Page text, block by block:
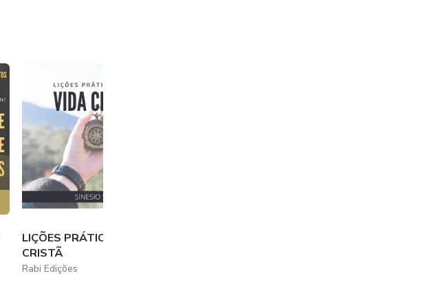
LIÇÕES PRÁTICAS DE VIDA
CRISTÃ
Rabi Edições